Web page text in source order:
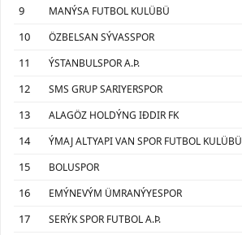
9
MANÝSA FUTBOL KULÜBÜ
10
ÖZBELSAN SÝVASSPOR
11
ÝSTANBULSPOR A.Þ.
12
SMS GRUP SARIYERSPOR
13
ALAGÖZ HOLDÝNG IÐDIR FK
14
ÝMAJ ALTYAPI VAN SPOR FUTBOL KULÜBÜ
15
BOLUSPOR
16
EMÝNEVÝM ÜMRANÝYESPOR
17
SERÝK SPOR FUTBOL A.Þ.